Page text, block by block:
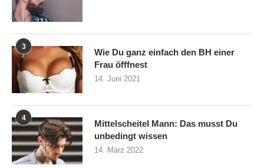
3
Wie Du ganz einfach den BH einer
Frau öfffnest
14. Juni 2021
4
Mittelscheitel Mann: Das musst Du
unbedingt wissen
14. März 2022